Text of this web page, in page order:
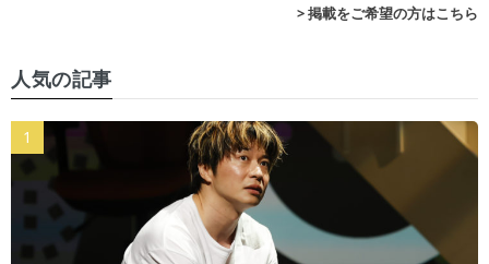
> 掲載をご希望の方はこちら
人気の記事